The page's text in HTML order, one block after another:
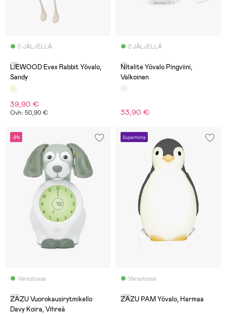
5 JÄLJELLÄ
(0)
LIEWOOD Evex Rabbit Yövalo,
Sandy
39,90 €
Ovh: 50,90 €
2 JÄLJELLÄ
(1)
Nitelite Yövalo Pingviini,
Valkoinen
33,90 €
-9%
Varastossa
(17)
ZAZU Vuorokausirytmikello
Davy Koira, Vihreä
Superhinta
Varastossa
(28)
ZAZU PAM Yövalo, Harmaa